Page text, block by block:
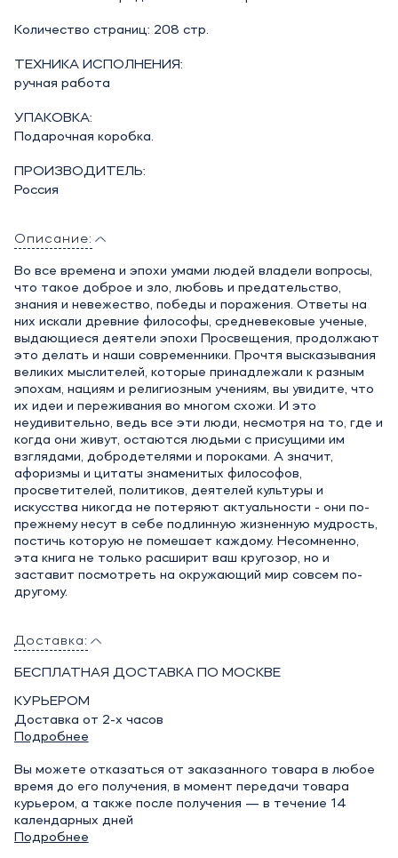
Количество страниц: 208 стр.
ТЕХНИКА ИСПОЛНЕНИЯ:
ручная работа
УПАКОВКА:
Подарочная коробка.
ПРОИЗВОДИТЕЛЬ:
Россия
Описание:
Во все времена и эпохи умами людей владели вопросы,
что такое доброе и зло, любовь и предательство,
знания и невежество, победы и поражения. Ответы на
них искали древние философы, средневековые ученые,
выдающиеся деятели эпохи Просвещения, продолжают
это делать и наши современники. Прочтя высказывания
великих мыслителей, которые принадлежали к разным
эпохам, нациям и религиозным учениям, вы увидите, что
их идеи и переживания во многом схожи. И это
неудивительно, ведь все эти люди, несмотря на то, где и
когда они живут, остаются людьми с присущими им
взглядами, добродетелями и пороками. А значит,
афоризмы и цитаты знаменитых философов,
просветителей, политиков, деятелей культуры и
искусства никогда не потеряют актуальности - они по-
прежнему несут в себе подлинную жизненную мудрость,
постичь которую не помешает каждому. Несомненно,
эта книга не только расширит ваш кругозор, но и
заставит посмотреть на окружающий мир совсем по-
другому.
Доставка:
БЕСПЛАТНАЯ ДОСТАВКА ПО МОСКВЕ
КУРЬЕРОМ
Доставка от 2-х часов
Подробнее
Вы можете отказаться от заказанного товара в любое
время до его получения, в момент передачи товара
курьером, а также после получения — в течение 14
календарных дней
Подробнее